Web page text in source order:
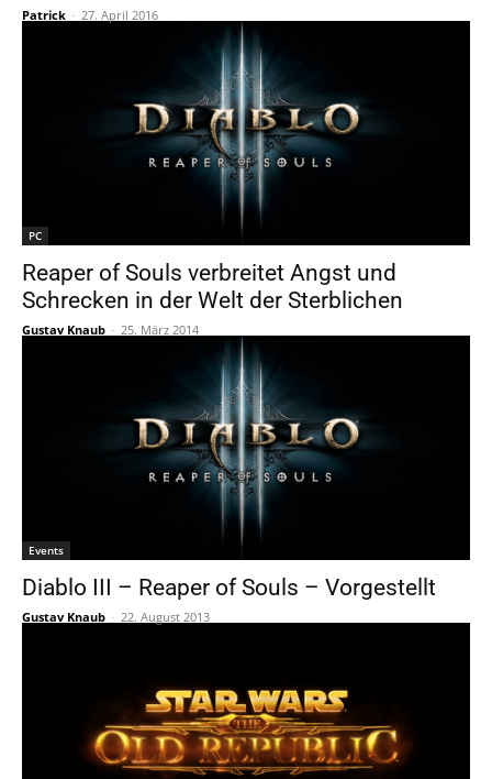
Patrick - 27. April 2016
PC
Reaper of Souls verbreitet Angst und
Schrecken in der Welt der Sterblichen
Gustav Knaub - 25. März 2014
Events
Diablo III – Reaper of Souls – Vorgestellt
Gustav Knaub - 22. August 2013